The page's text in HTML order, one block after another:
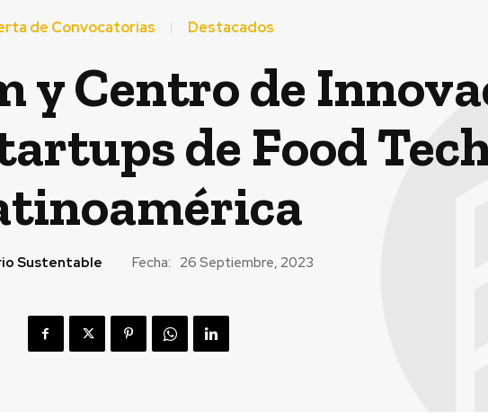
de Convocatorias Destacados
y Centro de
de Food
Sustentable Fecha: 26 Septiembre, 2023